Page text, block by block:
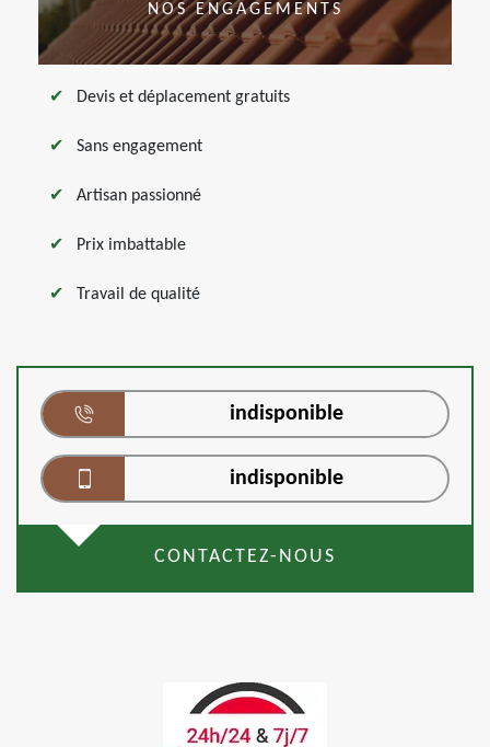
NOS ENGAGEMENTS
Devis et déplacement gratuits
Sans engagement
Artisan passionné
Prix imbattable
Travail de qualité
indisponible
indisponible
CONTACTEZ-NOUS